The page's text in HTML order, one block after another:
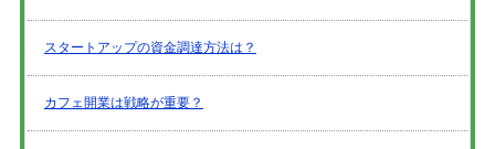
スタートアップの資金調達方法は？
カフェ開業は戦略が重要？